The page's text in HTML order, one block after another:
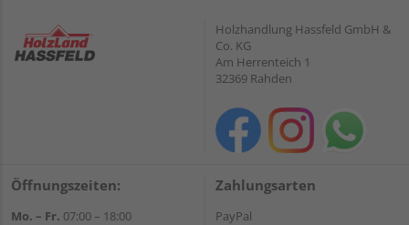
Holzhandlung Hassfeld GmbH &
Co. KG
Am Herrenteich 1
32369 Rahden
Öffnungszeiten:
Mo. – Fr. 07:00 – 18:00
Zahlungsarten
PayPal